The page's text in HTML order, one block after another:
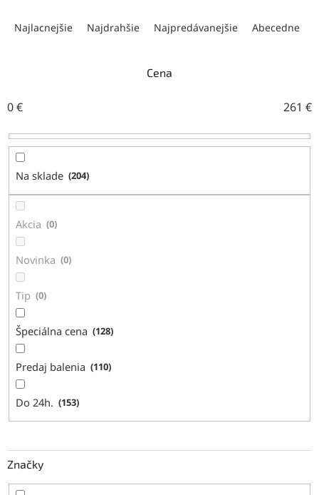
e
r
o
k
Najlacnejšie Najdrahšie Najpredávanejšie Abecedne
Cena
0€ 261 €
Na sklade 204
Akcia 0
Novinka 0
Tip 0
Špeciálna cena 128
Predaj balenia 110
Do 24h. 153
Značky